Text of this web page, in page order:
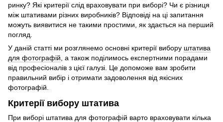
ринку? Які критерії слід враховувати при виборі? Чи є різниця
між штативами різних виробників? Відповіді на ці запитання
можуть виявитися не такими простими, як здається на перший
погляд.
У даній статті ми розглянемо основні критерії вибору штатива
для фотографій, а також поділимось експертними порадами
від професіоналів з цієї галузі. Це допоможе вам зробити
правильний вибір і отримати задоволення від якісних
фотографій.
Критерії вибору штатива
При виборі штатива для фотографій варто враховувати кілька